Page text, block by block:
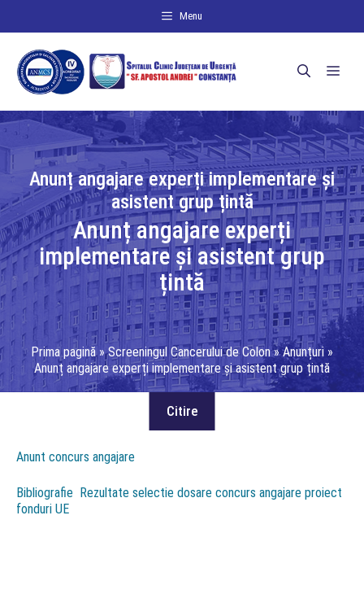
Menu
Anunț angajare experți implementare și
asistent grup țintă
Prima pagină » Screeningul Cancerului de Colon » Anunțuri »
Anunț angajare experți implementare și asistent grup țintă
Anunț angajare experți
implementare și asistent grup
țintă
Anunt concurs angajare
Bibliografie Rezultate selectie dosare concurs angajare proiect
fonduri UE